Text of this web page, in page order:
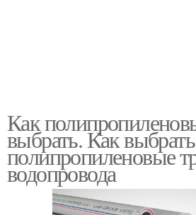
Как
выбрать. Как выбрать
полипропиленовые
водопровода